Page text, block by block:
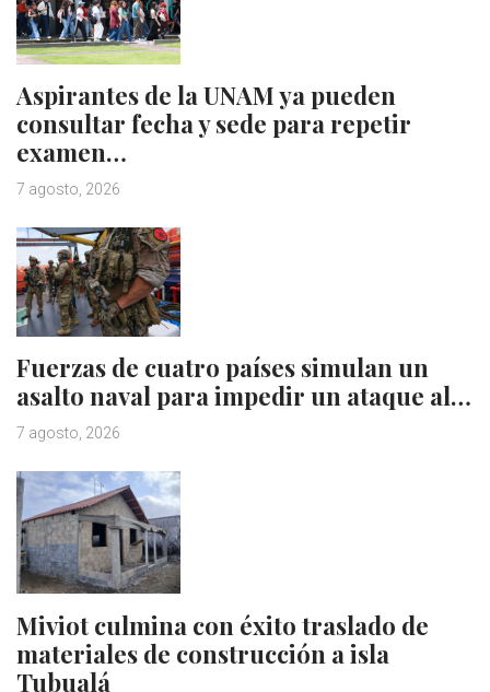
Aspirantes de la UNAM ya pueden
consultar fecha y sede para repetir
examen…
7 agosto, 2026
Fuerzas de cuatro países simulan un
asalto naval para impedir un ataque al…
7 agosto, 2026
Miviot culmina con éxito traslado de
materiales de construcción a isla
Tubualá